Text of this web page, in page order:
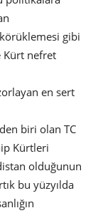
gibi
Kürt nefret
en sert
biri olan TC
Kürtleri
olduğunun
bu yüzyılda